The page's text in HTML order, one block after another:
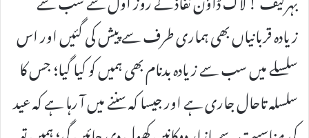
زیادہ قربانیاں بھی ہماری طرف سے پیش کی گئیں اور اس
سلسلے میں سب سے زیادہ بدنام بھی ہمیں کو کیا گیا؛ جس کا
سلسلہ تاحال جاری ہے اور جیسا کہ سننے میں آ رہا ہے کہ عید